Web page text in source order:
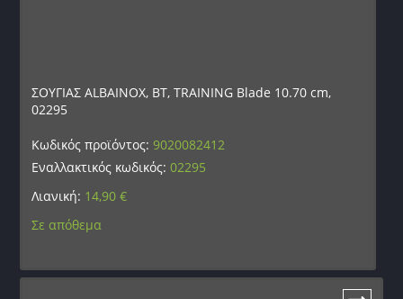
ΣΟΥΓΙΑΣ ALBAINOX, BT, TRAINING Blade 10.70 cm,
02295
Κωδικός προϊόντος:9020082412
Εναλλακτικός κωδικός:02295
Λιανική: 14,90€
Σε απόθεμα